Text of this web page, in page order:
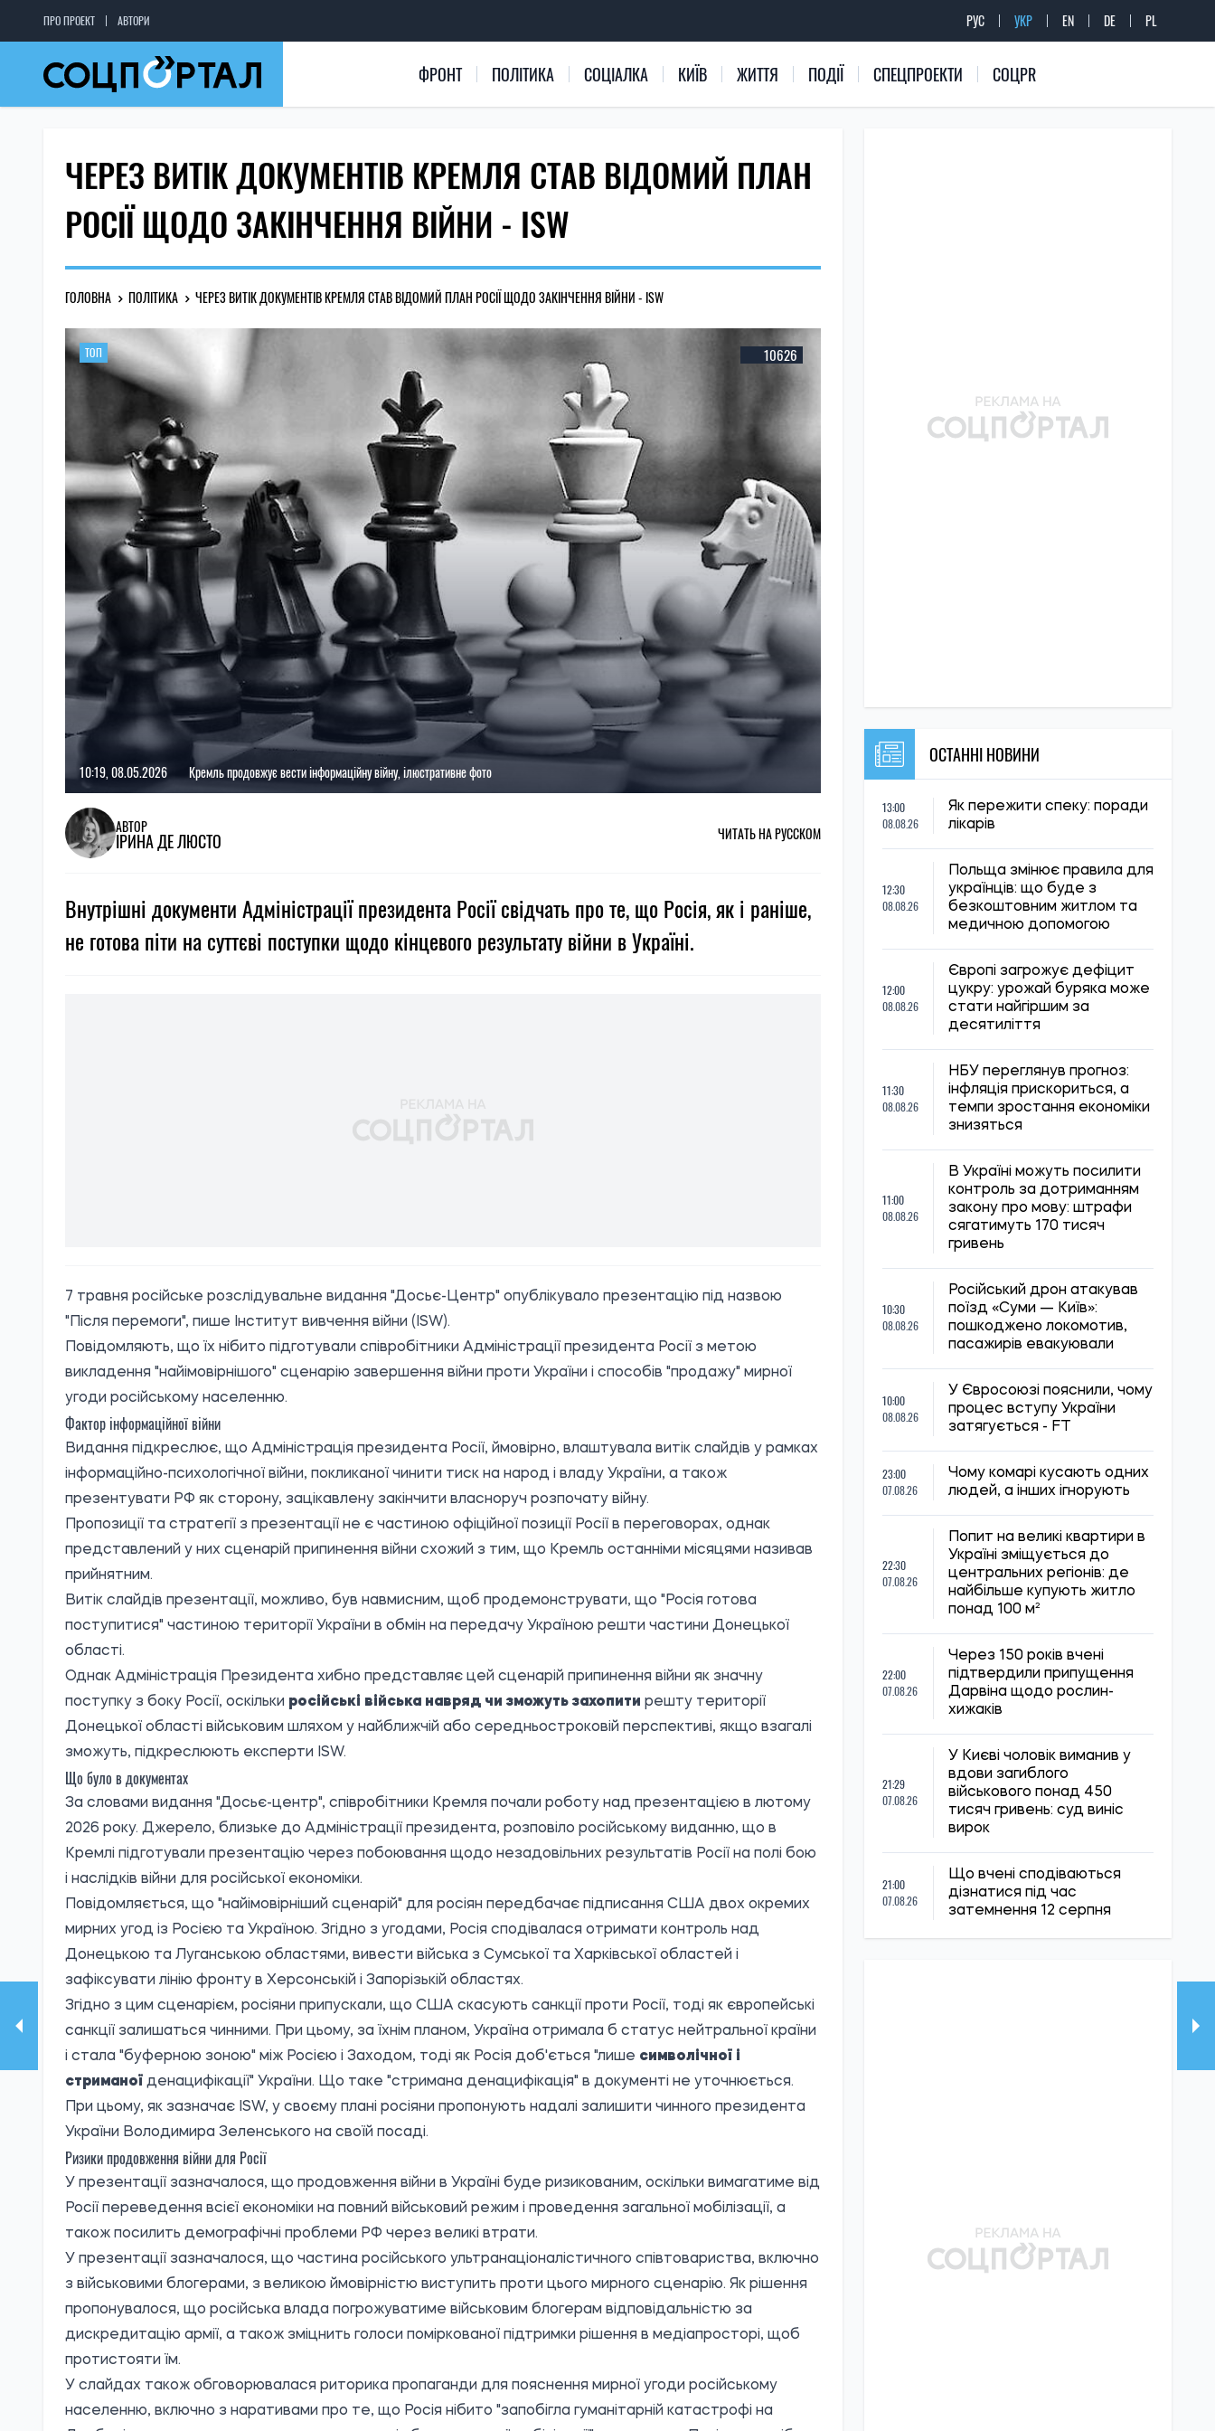
ПРО ПРОЕКТ АВТОРИ РУС УКР EN DE PL
ФРОНТ ПОЛІТИКА СОЦІАЛКА КИЇВ ЖИТТЯ ПОДІЇ СПЕЦПРОЕКТИ СОЦPR
ЧЕРЕЗ ВИТІК ДОКУМЕНТІВ КРЕМЛЯ СТАВ ВІДОМИЙ ПЛАН
РОСІЇ ЩОДО ЗАКІНЧЕННЯ ВІЙНИ - ISW
ГОЛОВНА ПОЛІТИКА ЧЕРЕЗ ВИТІК ДОКУМЕНТІВ КРЕМЛЯ СТАВ ВІДОМИЙ ПЛАН РОСІЇ ЩОДО ЗАКІНЧЕННЯ ВІЙНИ - ISW
10626
ТОП
10:19, 08.05.2026 Кремль продовжує вести інформаційну війну, ілюстративне фото
АВТОР
ІРИНА ДЕ ЛЮСТО ЧИТАТЬ НА РУССКОМ
Внутрішні документи Адміністрації президента Росії свідчать про те, що Росія, як і раніше,
не готова піти на суттєві поступки щодо кінцевого результату війни в Україні.
7 травня російське розслідувальне видання "Досьє-Центр" опублікувало презентацію під назвою
"Після перемоги", пише Інститут вивчення війни (ISW).
Повідомляють, що їх нібито підготували співробітники Адміністрації президента Росії з метою
викладення "найімовірнішого" сценарію завершення війни проти України і способів "продажу" мирної
угоди російському населенню.
Фактор інформаційної війни
Видання підкреслює, що Адміністрація президента Росії, ймовірно, влаштувала витік слайдів у рамках
інформаційно-психологічної війни, покликаної чинити тиск на народ і владу України, а також
презентувати РФ як сторону, зацікавлену закінчити власноруч розпочату війну.
Пропозиції та стратегії з презентації не є частиною офіційної позиції Росії в переговорах, однак
представлений у них сценарій припинення війни схожий з тим, що Кремль останніми місяцями називав
прийнятним.
Витік слайдів презентації, можливо, був навмисним, щоб продемонструвати, що "Росія готова
поступитися" частиною території України в обмін на передачу Україною решти частини Донецької
області.
Однак Адміністрація Президента хибно представляє цей сценарій припинення війни як значну
поступку з боку Росії, оскільки російські війська навряд чи зможуть захопити решту території
Донецької області військовим шляхом у найближчій або середньостроковій перспективі, якщо взагалі
зможуть, підкреслюють експерти ISW.
Що було в документах
За словами видання "Досьє-центр", співробітники Кремля почали роботу над презентацією в лютому
2026 року. Джерело, близьке до Адміністрації президента, розповіло російському виданню, що в
Кремлі підготували презентацію через побоювання щодо незадовільних результатів Росії на полі бою
і наслідків війни для російської економіки.
Повідомляється, що "найімовірніший сценарій" для росіян передбачає підписання США двох окремих
мирних угод із Росією та Україною. Згідно з угодами, Росія сподівалася отримати контроль над
Донецькою та Луганською областями, вивести війська з Сумської та Харківської областей і
зафіксувати лінію фронту в Херсонській і Запорізькій областях.
Згідно з цим сценарієм, росіяни припускали, що США скасують санкції проти Росії, тоді як європейські
санкції залишаться чинними. При цьому, за їхнім планом, Україна отримала б статус нейтральної країни
і стала "буферною зоною" між Росією і Заходом, тоді як Росія доб'ється "лише символічної і
стриманої денацифікації" України. Що таке "стримана денацифікація" в документі не уточнюється.
При цьому, як зазначає ISW, у своєму плані росіяни пропонують надалі залишити чинного президента
України Володимира Зеленського на своїй посаді.
Ризики продовження війни для Росії
У презентації зазначалося, що продовження війни в Україні буде ризикованим, оскільки вимагатиме від
Росії переведення всієї економіки на повний військовий режим і проведення загальної мобілізації, а
також посилить демографічні проблеми РФ через великі втрати.
У презентації зазначалося, що частина російського ультранаціоналістичного співтовариства, включно
з військовими блогерами, з великою ймовірністю виступить проти цього мирного сценарію. Як рішення
пропонувалося, що російська влада погрожуватиме військовим блогерам відповідальністю за
дискредитацію армії, а також зміцнить голоси поміркованої підтримки рішення в медіапросторі, щоб
протистояти їм.
У слайдах також обговорювалася риторика пропаганди для пояснення мирної угоди російському
населенню, включно з наративами про те, що Росія нібито "запобігла гуманітарній катастрофі на
ОСТАННІ НОВИНИ
13:00
08.08.26
Як пережити спеку: поради
лікарів
12:30
08.08.26
Польща змінює правила для
українців: що буде з
безкоштовним житлом та
медичною допомогою
12:00
08.08.26
Європі загрожує дефіцит
цукру: урожай буряка може
стати найгіршим за
десятиліття
11:30
08.08.26
НБУ переглянув прогноз:
інфляція прискориться, а
темпи зростання економіки
знизяться
11:00
08.08.26
В Україні можуть посилити
контроль за дотриманням
закону про мову: штрафи
сягатимуть 170 тисяч
гривень
10:30
08.08.26
Російський дрон атакував
поїзд «Суми — Київ»:
пошкоджено локомотив,
пасажирів евакуювали
10:00
08.08.26
У Євросоюзі пояснили, чому
процес вступу України
затягується - FT
23:00
07.08.26
Чому комарі кусають одних
людей, а інших ігнорують
22:30
07.08.26
Попит на великі квартири в
Україні зміщується до
центральних регіонів: де
найбільше купують житло
понад 100 м²
22:00
07.08.26
Через 150 років вчені
підтвердили припущення
Дарвіна щодо рослин-
хижаків
21:29
07.08.26
У Києві чоловік виманив у
вдови загиблого
військового понад 450
тисяч гривень: суд виніс
вирок
21:00
07.08.26
Що вчені сподіваються
дізнатися під час
затемнення 12 серпня